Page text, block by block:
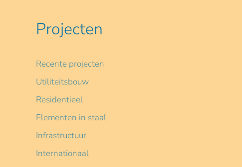
Projecten
Recente projecten
Utiliteitsbouw
Residentieel
Elementen in staal
Infrastructuur
Internationaal